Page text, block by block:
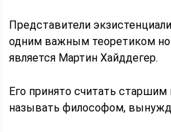
Представители
одним важным теоретиком
является Мартин Хайддегер.
Его принято считать старшим
называть философом,